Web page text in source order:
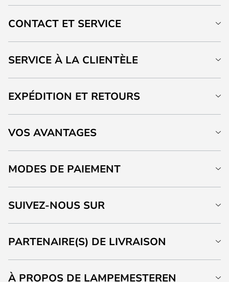
CONTACT ET SERVICE
SERVICE À LA CLIENTÈLE
EXPÉDITION ET RETOURS
VOS AVANTAGES
MODES DE PAIEMENT
SUIVEZ-NOUS SUR
PARTENAIRE(S) DE LIVRAISON
À PROPOS DE LAMPEMESTEREN